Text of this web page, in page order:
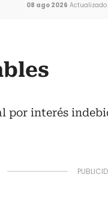
08 ago 2026 Actualizado
por interés